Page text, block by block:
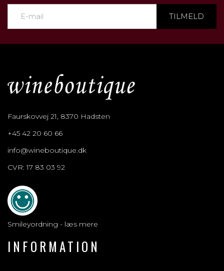
TILMELD
Faurskovvej 21, 8370 Hadsten
+45 42 20 60 66
info@wineboutique.dk
CVR: 17 83 03 92
Smileyordning - læs mere
INFORMATION